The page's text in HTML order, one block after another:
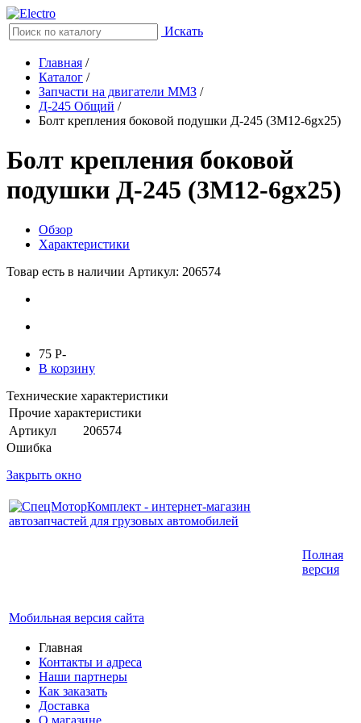
Искать
Главная /
Каталог /
Запчасти на двигатели ММЗ /
Д-245 Общий /
Болт крепления боковой подушки Д-245 (3М12-6gx25)
Болт крепления боковой
подушки Д-245 (3М12-6gx25)
Обзор
Характеристики
Товар есть в наличии Артикул: 206574
75 P-
В корзину
Технические характеристики
Прочие характеристики
Артикул
206574
Ошибка
Закрыть окно
Мобильная версия сайта
Полная
версия
Главная
Контакты и адреса
Наши партнеры
Как заказать
Доставка
О магазине